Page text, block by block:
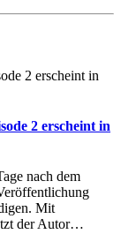
2 erscheint in
nach dem
Mit
der Autor…